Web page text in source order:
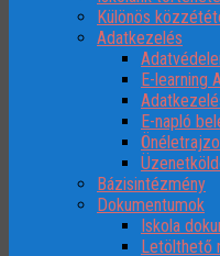
Különös
Adatkezelés
E-learning
E-napló
Bázisintézmény
Dokumentumok
Iskola
Letölthető